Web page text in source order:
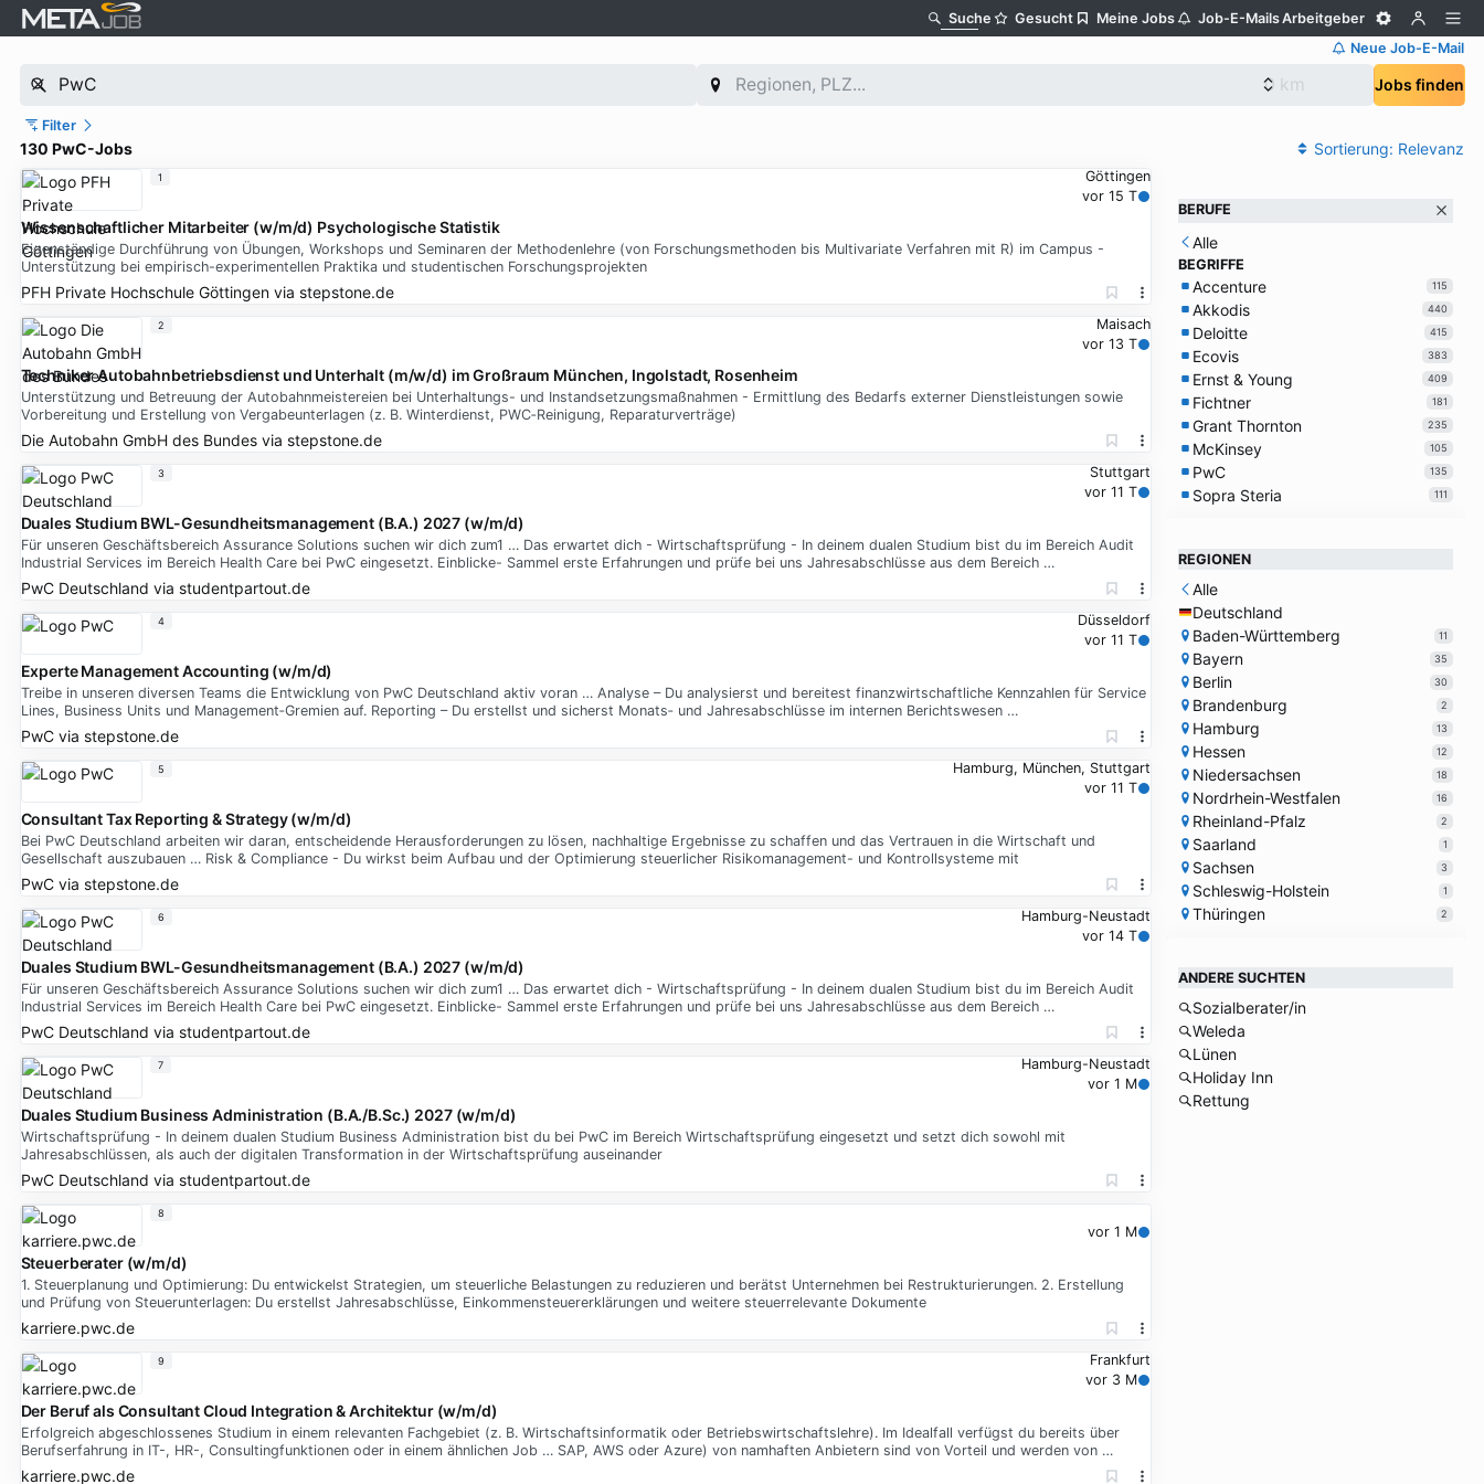
Suche Gesucht Meine Jobs Job-E-MailsArbeitgeber
Neue Job-E-Mail
Jobs finden
Filter
130 PwC-Jobs Sortierung: Relevanz
Göttingen
vor 15 T
Wissenschaftlicher Mitarbeiter (w/m/d) Psychologische Statistik
Eigenständige Durchführung von Übungen, Workshops und Seminaren der Methodenlehre (von Forschungsmethoden bis Multivariate Verfahren mit R) im Campus -
Unterstützung bei empirisch-experimentellen Praktika und studentischen Forschungsprojekten
PFH Private Hochschule Göttingenvia stepstone.de
1
Maisach
vor 13 T
Techniker Autobahnbetriebsdienst und Unterhalt (m/w/d) im Großraum München, Ingolstadt, Rosenheim
Unterstützung und Betreuung der Autobahnmeistereien bei Unterhaltungs- und Instandsetzungsmaßnahmen - Ermittlung des Bedarfs externer Dienstleistungen sowie
Vorbereitung und Erstellung von Vergabeunterlagen (z. B. Winterdienst, PWC‑Reinigung, Reparaturverträge)
Die Autobahn GmbH des Bundesvia stepstone.de
2
Stuttgart
vor 11 T
Duales Studium BWL-Gesundheitsmanagement (B.A.) 2027 (w/m/d)
Für unseren Geschäftsbereich Assurance Solutions suchen wir dich zum1 … Das erwartet dich - Wirtschaftsprüfung - In deinem dualen Studium bist du im Bereich Audit
Industrial Services im Bereich Health Care bei PwC eingesetzt. Einblicke- Sammel erste Erfahrungen und prüfe bei uns Jahresabschlüsse aus dem Bereich …
PwC Deutschland via studentpartout.de
3
Düsseldorf
vor 11 T
Experte Management Accounting (w/m/d)
Treibe in unseren diversen Teams die Entwicklung von PwC Deutschland aktiv voran … Analyse – Du analysierst und bereitest finanzwirtschaftliche Kennzahlen für Service
Lines, Business Units und Management‑Gremien auf. Reporting – Du erstellst und sicherst Monats‑ und Jahresabschlüsse im internen Berichtswesen …
PwCvia stepstone.de
4
Hamburg, München, Stuttgart
vor 11 T
Consultant Tax Reporting & Strategy (w/m/d)
Bei PwC Deutschland arbeiten wir daran, entscheidende Herausforderungen zu lösen, nachhaltige Ergebnisse zu schaffen und das Vertrauen in die Wirtschaft und
Gesellschaft auszubauen … Risk & Compliance - Du wirkst beim Aufbau und der Optimierung steuerlicher Risikomanagement- und Kontrollsysteme mit
PwCvia stepstone.de
5
Hamburg-Neustadt
vor 14 T
Duales Studium BWL-Gesundheitsmanagement (B.A.) 2027 (w/m/d)
Für unseren Geschäftsbereich Assurance Solutions suchen wir dich zum1 … Das erwartet dich - Wirtschaftsprüfung - In deinem dualen Studium bist du im Bereich Audit
Industrial Services im Bereich Health Care bei PwC eingesetzt. Einblicke- Sammel erste Erfahrungen und prüfe bei uns Jahresabschlüsse aus dem Bereich …
PwC Deutschland via studentpartout.de
6
Hamburg-Neustadt
vor 1 M
Duales Studium Business Administration (B.A./B.Sc.) 2027 (w/m/d)
Wirtschaftsprüfung - In deinem dualen Studium Business Administration bist du bei PwC im Bereich Wirtschaftsprüfung eingesetzt und setzt dich sowohl mit
Jahresabschlüssen, als auch der digitalen Transformation in der Wirtschaftsprüfung auseinander
PwC Deutschland via studentpartout.de
7
vor 1 M
Steuerberater (w/m/d)
1. Steuerplanung und Optimierung: Du entwickelst Strategien, um steuerliche Belastungen zu reduzieren und berätst Unternehmen bei Restrukturierungen. 2. Erstellung
und Prüfung von Steuerunterlagen: Du erstellst Jahresabschlüsse, Einkommensteuererklärungen und weitere steuerrelevante Dokumente
karriere.pwc.de
8
Frankfurt
vor 3 M
Der Beruf als Consultant Cloud Integration & Architektur (w/m/d)
Erfolgreich abgeschlossenes Studium in einem relevanten Fachgebiet (z. B. Wirtschaftsinformatik oder Betriebswirtschaftslehre). Im Idealfall verfügst du bereits über
Berufserfahrung in IT-, HR-, Consultingfunktionen oder in einem ähnlichen Job … SAP, AWS oder Azure) von namhaften Anbietern sind von Vorteil und werden von …
karriere.pwc.de
9
BERUFE
Alle
BEGRIFFE
Accenture 115
Akkodis 440
Deloitte 415
Ecovis 383
Ernst & Young 409
Fichtner 181
Grant Thornton 235
McKinsey 105
PwC 135
Sopra Steria 111
REGIONEN
Alle
Deutschland
Baden-Württemberg
11
Bayern 35
Berlin 30
Brandenburg 2
Hamburg 13
Hessen 12
Niedersachsen 18
Nordrhein-Westfalen 16
Rheinland-Pfalz 2
Saarland 1
Sachsen 3
Schleswig-Holstein 1
Thüringen 2
ANDERE SUCHTEN
Sozialberater/in
Weleda
Lünen
Holiday Inn
Rettung